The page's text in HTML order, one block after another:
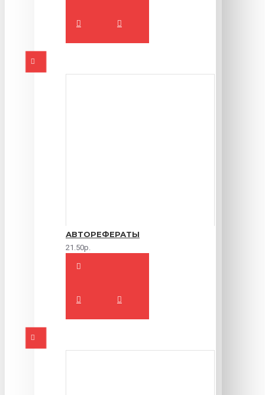
АВТОРЕФЕРАТЫ
21.50р.